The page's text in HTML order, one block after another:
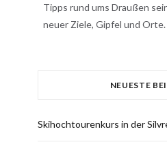
Tipps rund ums Draußen
neuer Ziele, Gipfel und Orte.
NEUESTE
Skihochtourenkurs in der